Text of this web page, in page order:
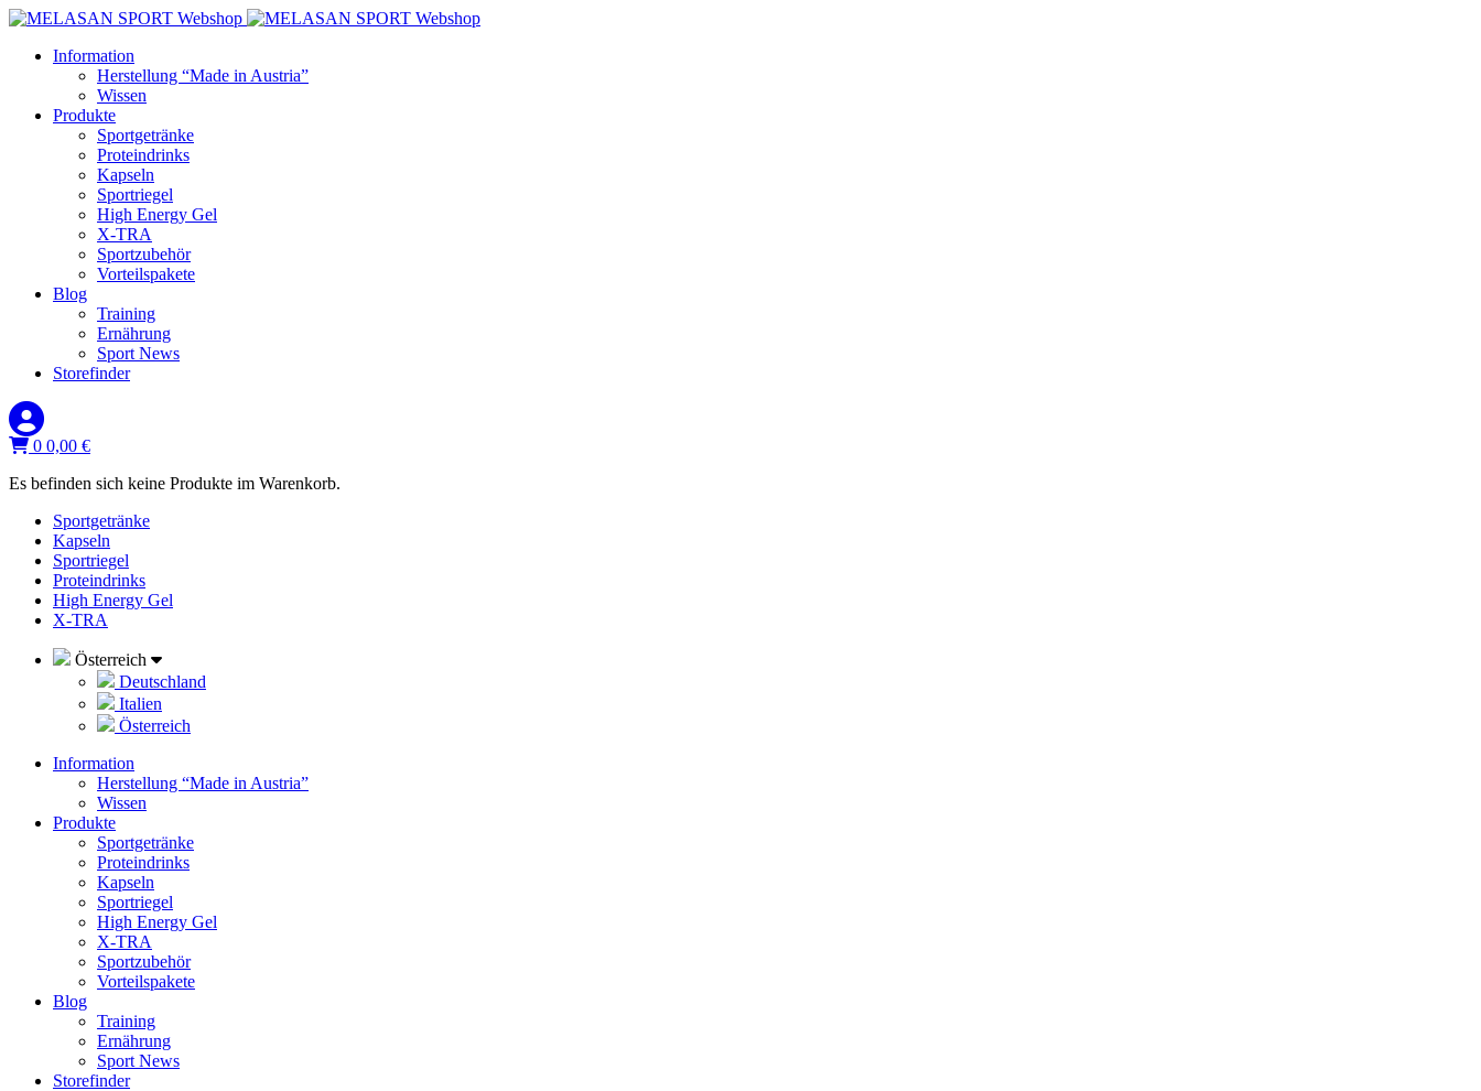
Information
Herstellung “Made in Austria”
Wissen
Produkte
Sportgetränke
Proteindrinks
Kapseln
Sportriegel
High Energy Gel
X-TRA
Sportzubehör
Vorteilspakete
Blog
Training
Ernährung
Sport News
Storefinder
0 0,00 €
Es befinden sich keine Produkte im Warenkorb.
Sportgetränke
Kapseln
Sportriegel
Proteindrinks
High Energy Gel
X-TRA
Österreich
Deutschland
Italien
Österreich
Information
Herstellung “Made in Austria”
Wissen
Produkte
Sportgetränke
Proteindrinks
Kapseln
Sportriegel
High Energy Gel
X-TRA
Sportzubehör
Vorteilspakete
Blog
Training
Ernährung
Sport News
Storefinder